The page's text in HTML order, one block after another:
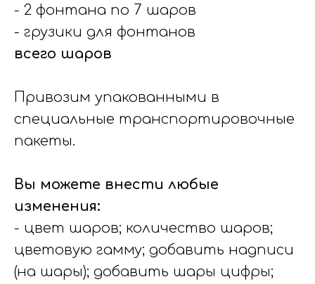
- 2 фонтана по 7 шаров
- грузики для фонтанов
всего шаров
Привозим упакованными в
специальные транспортировочные
пакеты.
Вы можете внести любые
изменения:
- цвет шаров; количество шаров;
цветовую гамму; добавить надписи
(на шары); добавить шары цифры;